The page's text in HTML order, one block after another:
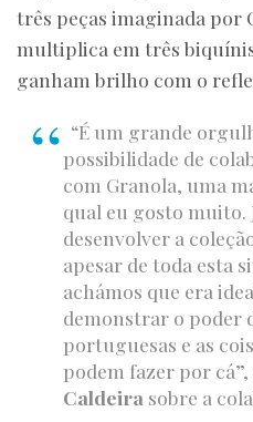
três peças imaginada por
multiplica em três
ganham brilho com o
“É um grande
possibilidade de
com Granola, uma
qual eu gosto muito.
desenvolver a
apesar de toda esta
achámos que era
demonstrar o poder
portuguesas e as
podem fazer por cá”,
Caldeira sobre a